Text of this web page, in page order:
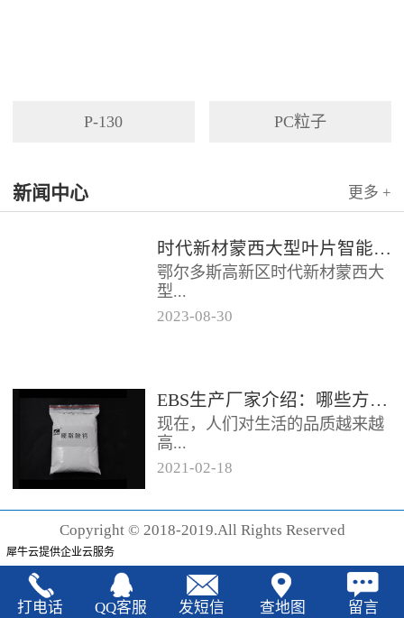
P-130 PC粒子
新闻中心 更多 +
时代新材蒙西大型叶片智能制造基地项目开工
鄂尔多斯高新区时代新材蒙西大
型...
分为...
2023-08-30
EBS生产厂家‍介绍：哪些方法可以验证EBS的润滑效果
现在，人们对生活的品质越来越
高...
声也越来越强烈，很多厂家在利
2021-02-18
Copyright © 2018-2019.All Rights Reserved
犀牛云提供企业云服务
打电话 QQ客服 发短信 查地图 留言